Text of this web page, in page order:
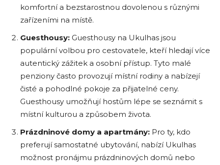
komfortní a bezstarostnou dovolenou s různými
zařízeními na místě.
Guesthousy: Guesthousy na Ukulhas jsou
populární volbou pro cestovatele, kteří hledají více
autentický zážitek a osobní přístup. Tyto malé
penziony často provozují místní rodiny a nabízejí
čisté a pohodlné pokoje za přijatelné ceny.
Guesthousy umožňují hostům lépe se seznámit s
místní kulturou a způsobem života.
Prázdninové domy a apartmány: Pro ty, kdo
preferují samostatné ubytování, nabízí Ukulhas
možnost pronájmu prázdninových domů nebo